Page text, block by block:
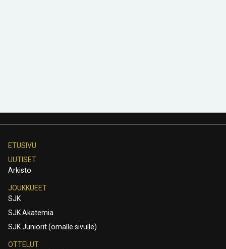
ETUSIVU
UUTISET
Arkisto
JOUKKUEET
SJK
SJK Akatemia
SJK Juniorit (omalle sivulle)
OTTELUT